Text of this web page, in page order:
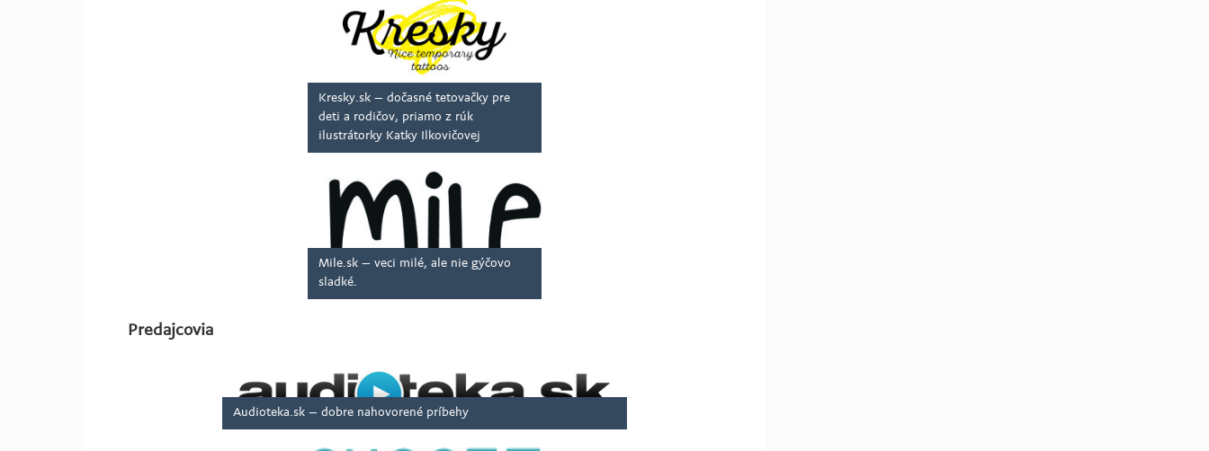
Kresky.sk – dočasné tetovačky pre
deti a rodičov, priamo z rúk
ilustrátorky Katky Ilkovičovej
Mile.sk – veci milé, ale nie gýčovo
sladké.
Predajcovia
Audioteka.sk – dobre nahovorené príbehy